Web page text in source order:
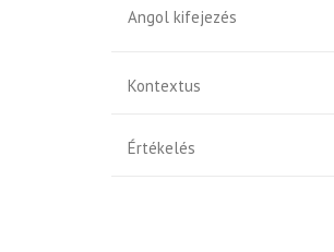
Angol kifejezés
Kontextus
Értékelés